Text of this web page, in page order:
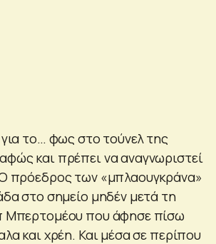
το… φως στο τούνελ της
και πρέπει να αναγνωριστεί
πρόεδρος των «μπλαουγκράνα»
στο σημείο μηδέν μετά τη
Μπερτομέου που άφησε πίσω
και χρέη. Και μέσα σε περίπου